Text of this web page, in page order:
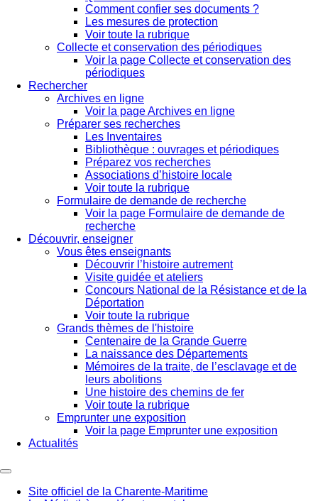
Comment confier ses documents ?
Les mesures de protection
Voir toute la rubrique
Collecte et conservation des périodiques
Voir la page Collecte et conservation des
périodiques
Rechercher
Archives en ligne
Voir la page Archives en ligne
Préparer ses recherches
Les Inventaires
Bibliothèque : ouvrages et périodiques
Préparez vos recherches
Associations d’histoire locale
Voir toute la rubrique
Formulaire de demande de recherche
Voir la page Formulaire de demande de
recherche
Découvrir, enseigner
Vous êtes enseignants
Découvrir l’histoire autrement
Visite guidée et ateliers
Concours National de la Résistance et de la
Déportation
Voir toute la rubrique
Grands thèmes de l'histoire
Centenaire de la Grande Guerre
La naissance des Départements
Mémoires de la traite, de l’esclavage et de
leurs abolitions
Une histoire des chemins de fer
Voir toute la rubrique
Emprunter une exposition
Voir la page Emprunter une exposition
Actualités
Site officiel de la Charente-Maritime